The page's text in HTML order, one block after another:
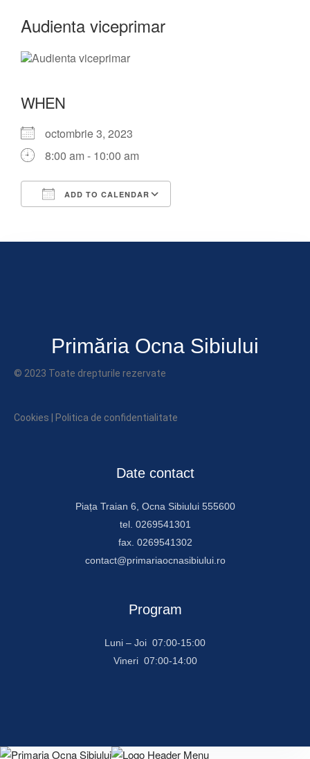
Audienta viceprimar
WHEN
octombrie 3, 2023
8:00 am - 10:00 am
ADD TO CALENDAR
Primăria Ocna Sibiului
© 2023 Toate drepturile rezervate
Cookies Politica de confidentialitate
Date contact
Piața Traian 6, Ocna Sibiului 555600
tel. 0269541301
fax. 0269541302
contact@primariaocnasibiului.ro
Program
Luni – Joi 07:00-15:00
Vineri 07:00-14:00